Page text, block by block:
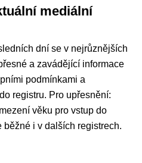
mediální
dní se v nejrůznějších
a zavádějící informace
podmínkami a
registru. Pro upřesnění:
věku pro vstup do
běžné i v dalších registrech.